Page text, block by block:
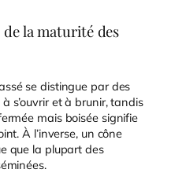
de la maturité des
se distingue par des
s’ouvrir et à brunir, tandis
mais boisée signifie
À l’inverse, un cône
que la plupart des